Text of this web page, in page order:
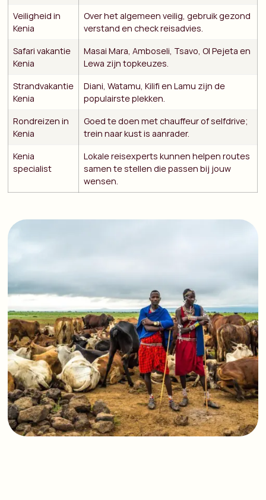
Veiligheid in
Kenia
Over het algemeen veilig, gebruik gezond
verstand en check reisadvies.
Safari vakantie
Kenia
Masai Mara, Amboseli, Tsavo, Ol Pejeta en
Lewa zijn topkeuzes.
Strandvakantie
Kenia
Diani, Watamu, Kilifi en Lamu zijn de
populairste plekken.
Rondreizen in
Kenia
Goed te doen met chauffeur of selfdrive;
trein naar kust is aanrader.
Kenia
specialist
Lokale reisexperts kunnen helpen routes
samen te stellen die passen bij jouw
wensen.